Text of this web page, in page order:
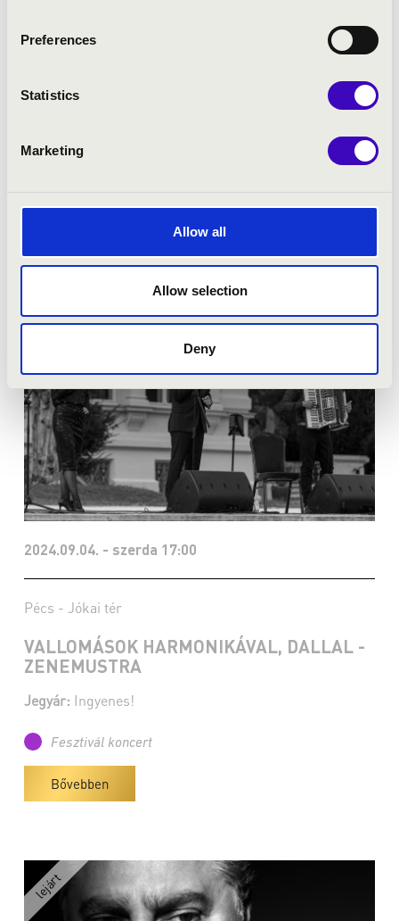
Preferences
Statistics
Marketing
Allow all
Allow selection
Deny
OPERASHOW - ZENEMUSTRA
Bővebben
2024.09.04. - szerda 17:00
Pécs - Jókai tér
VALLOMÁSOK HARMONIKÁVAL, DALLAL -
ZENEMUSTRA
Jegyár: Ingyenes!
Fesztivál koncert
Bővebben